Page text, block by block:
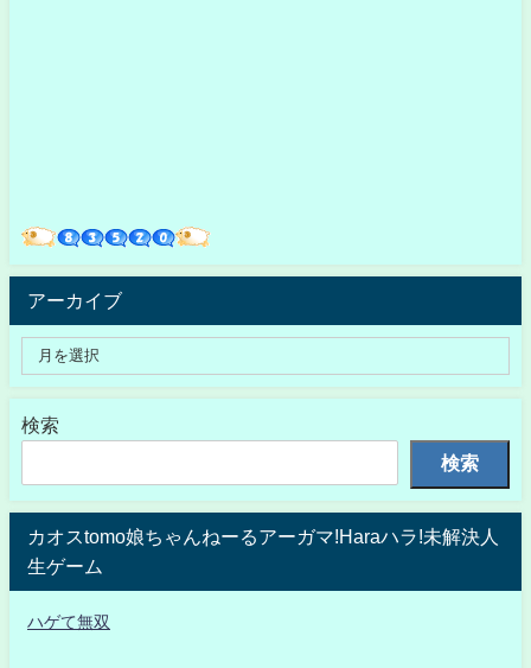
アーカイブ
検索
検索
カオスtomo娘ちゃんねーるアーガマ!Haraハラ!未解決人
生ゲーム
ハゲて無双